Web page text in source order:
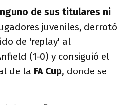
de sus titulares ni
juveniles, derrotó
de 'replay' al
(1-0) y consiguió el
de la FA Cup, donde se